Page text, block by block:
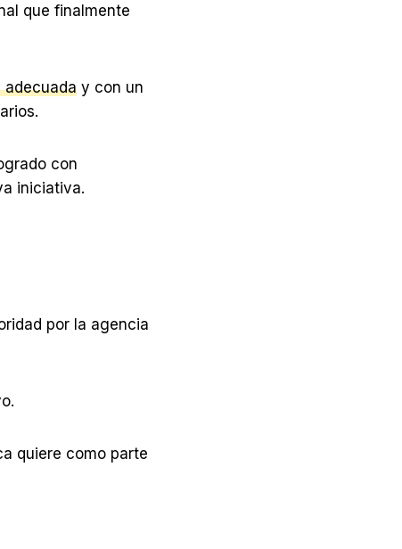
que finalmente
adecuada y con un
con
iniciativa.
por la agencia
quiere como parte